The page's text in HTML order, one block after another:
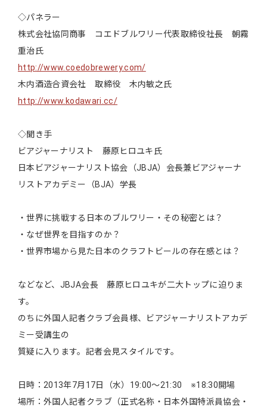
◇パネラー
株式会社協同商事 コエドブルワリー代表取締役社長 朝霧
重治氏
http://www.coedobrewery.com/
木内酒造合資会社 取締役 木内敏之氏
http://www.kodawari.cc/
◇聞き手
ビアジャーナリスト 藤原ヒロユキ氏
日本ビアジャーナリスト協会（JBJA）会長兼ビアジャーナ
リストアカデミー（BJA）学長
・世界に挑戦する日本のブルワリー・その秘密とは？
・なぜ世界を目指すのか？
・世界市場から見た日本のクラフトビールの存在感とは？
などなど、JBJA会長 藤原ヒロユキが二大トップに迫りま
す。
のちに外国人記者クラブ会員様、ビアジャーナリストアカデ
ミー受講生の
質疑に入ります。記者会見スタイルです。
日時：2013年7月17日（水）19:00～21:30 ※18:30開場
場所：外国人記者クラブ（正式名称・日本外国特派員協会・